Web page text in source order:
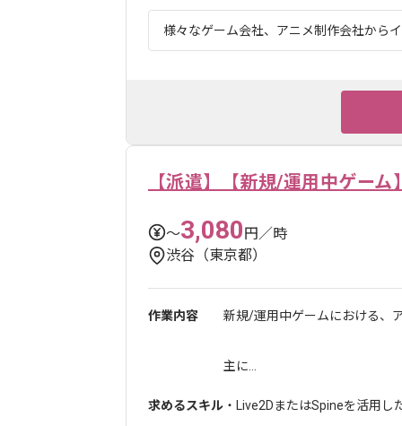
様々なゲーム会社、アニメ制作会社から
【派遣】【新規/運用中ゲー
〜3,080円／時
渋谷（東京都）
作業内容 新規/運用中ゲームにおける、
主に...
求めるスキル ・Live2DまたはSpineを活用